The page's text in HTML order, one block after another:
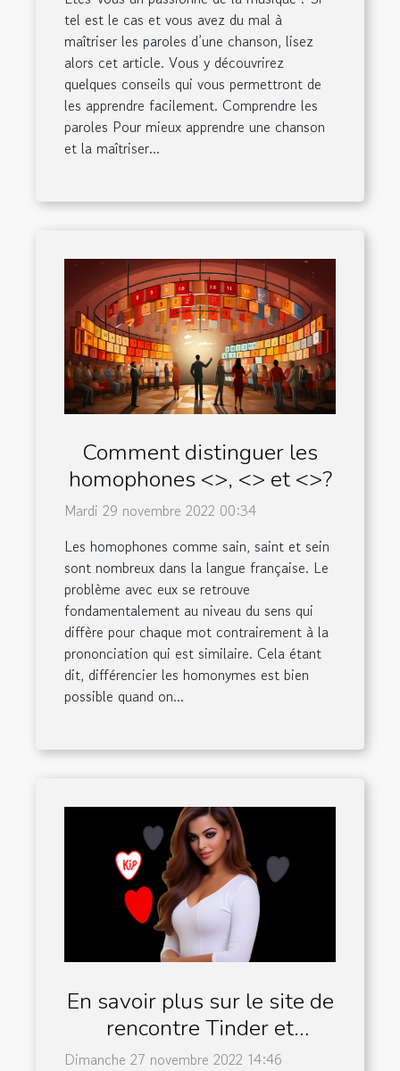
tel est le cas et vous avez du mal à
maîtriser les paroles d’une chanson, lisez
alors cet article. Vous y découvrirez
quelques conseils qui vous permettront de
les apprendre facilement. Comprendre les
paroles Pour mieux apprendre une chanson
et la maîtriser...
Comment distinguer les
homophones <>, <> et <>?
Mardi 29 novembre 2022 00:34
Les homophones comme sain, saint et sein
sont nombreux dans la langue française. Le
problème avec eux se retrouve
fondamentalement au niveau du sens qui
diffère pour chaque mot contrairement à la
prononciation qui est similaire. Cela étant
dit, différencier les homonymes est bien
possible quand on...
En savoir plus sur le site de
rencontre Tinder et
quelques avantages
Dimanche 27 novembre 2022 14:46